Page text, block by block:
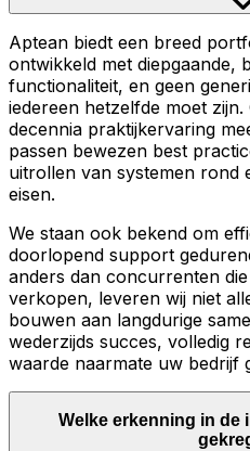
Aptean biedt een breed
ontwikkeld met diepgaande,
functionaliteit, en geen
iedereen hetzelfde moet
decennia praktijkervaring
passen bewezen best
uitrollen van systemen rond
eisen.
We staan ook bekend om
doorlopend support
anders dan concurrenten
verkopen, leveren wij niet
bouwen aan langdurige
wederzijds succes, volledig
waarde naarmate uw bedrijf
Welke erkenning in de